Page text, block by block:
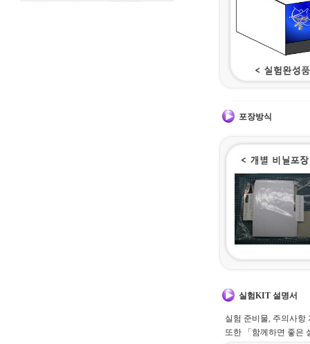
포장방식
실험KIT 설명서
실험 준비물, 주의사항
또한 「함께하면 좋은